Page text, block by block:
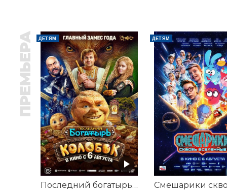
ПРЕМЬЕРА ДЕТЯМ
Последний богатырь. Колобок
ДЕТЯМ